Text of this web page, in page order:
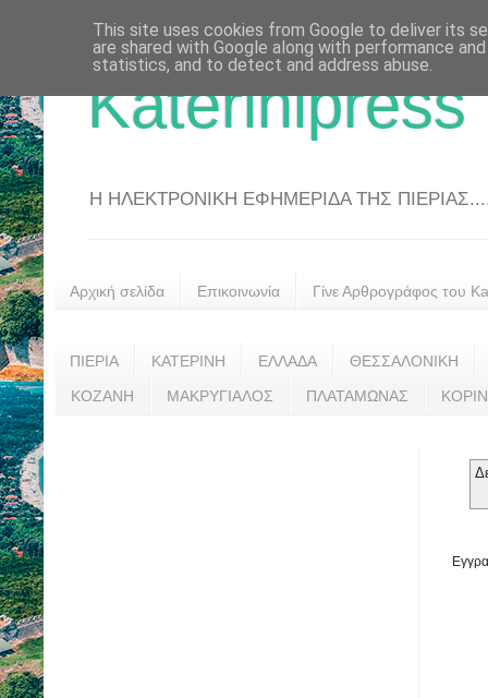
Katerinipress
Η ΗΛΕΚΤΡΟΝΙΚΗ ΕΦΗΜΕΡΙΔΑ ΤΗΣ
Αρχική σελίδα Επικοινωνία Γίνε Αρθρογράφος του
ΠΙΕΡΙΑ ΚΑΤΕΡΙΝΗ ΕΛΛΑΔΑ ΘΕΣΣΑΛΟΝΙΚΗ
ΚΟΖΑΝΗ ΜΑΚΡΥΓΙΑΛΟΣ ΠΛΑΤΑΜΩΝΑΣ
This site uses cookies from Google to deliver its
are shared with Google along with performance
statistics, and to detect and address abuse.